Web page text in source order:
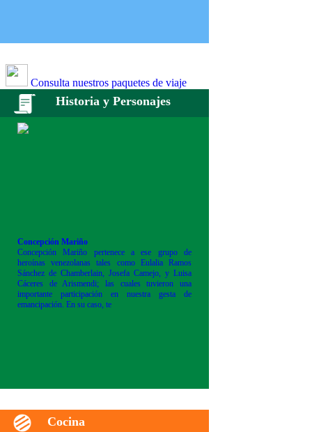
Consulta nuestros paquetes de viaje
Historia y Personajes
Concepción Mariño
Concepción Mariño pertenece a ese grupo de
heroínas venezolanas tales como Eulalia Ramos
Sánchez de Chamberlain, Josefa Camejo, y Luisa
Cáceres de Arismendi; las cuales tuvieron una
importante participación en nuestra gesta de
emancipación. En su caso, te
Cocina